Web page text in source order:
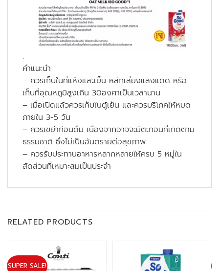
.
คำแนะนำ
– ควรเก็บในที่แห้งและเย็น หลีกเลี่ยงแสงแดด หรือ
เก็บที่อุณหภูมิสูงเกิน 30องศาเป็นเวลานาน
– เมื่อเปิดแล้วควรเก็บในตู้เย็น และควรบริโภคให้หมด
ภายใน 3-5 วัน
– ควรเขย่าก่อนดื่ม เนื่องจากอาจจะมีตะกอนที่เกิดตาม
ธรรมชาติ ซึ่งไม่เป็นอันตรายต่อสุขภาพ
– ควรรับประทานอาหารหลากหลายให้ครบ 5 หมู่ใน
สัดส่วนที่เหมาะสมเป็นประจำ
RELATED PRODUCTS
SUPER SALE!